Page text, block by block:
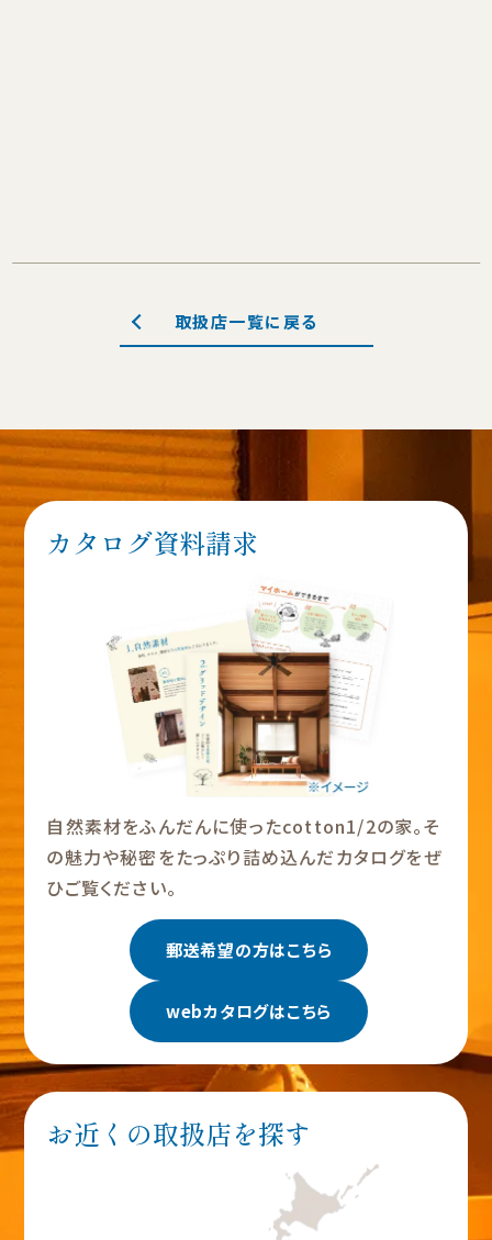
取扱店一覧に戻る
カタログ資料請求
自然素材をふんだんに使ったcotton1/2の家。そ
の魅力や秘密をたっぷり詰め込んだカタログをぜ
ひご覧ください。
郵送希望の方はこちら
webカタログはこちら
お近くの取扱店を探す